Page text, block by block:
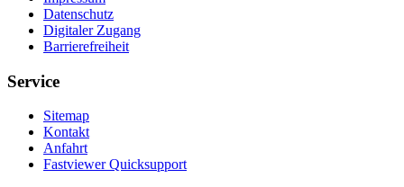
Datenschutz
Digitaler Zugang
Barrierefreiheit
Service
Sitemap
Kontakt
Anfahrt
Fastviewer Quicksupport